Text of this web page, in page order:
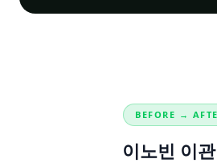
BEFORE →
이노빈 이